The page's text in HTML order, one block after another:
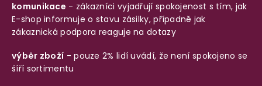
komunikace - zákazníci vyjadřují spokojenost s tím, jak
E-shop informuje o stavu zásilky, případně jak
zákaznická podpora reaguje na dotazy
výběr zboží - pouze 2% lidí uvádí, že není spokojeno se
šíří sortimentu